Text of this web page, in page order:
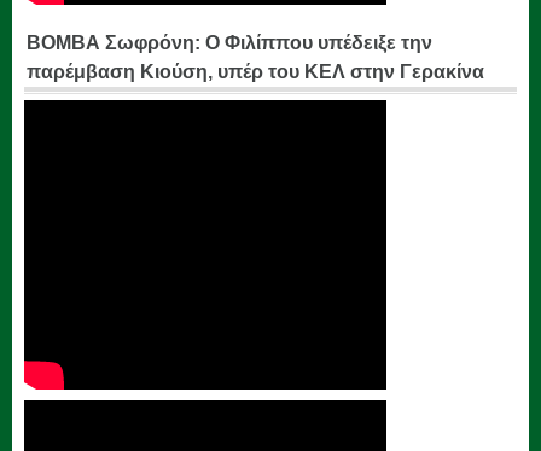
ΒΟΜΒΑ Σωφρόνη: Ο Φιλίππου υπέδειξε την
παρέμβαση Κιούση, υπέρ του ΚΕΛ στην Γερακίνα